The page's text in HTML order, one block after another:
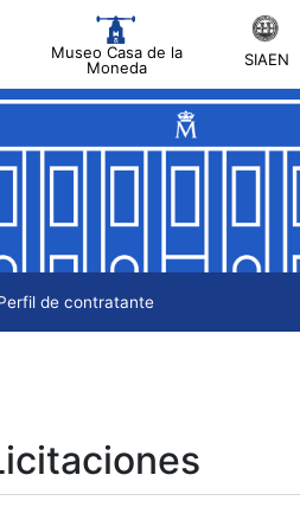
Museo Casa de la
Moneda
SIAEN
de contratante